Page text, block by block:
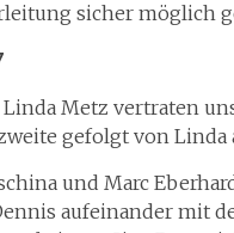
sicher möglich
Metz vertraten
gefolgt von Linda
und Marc
aufeinander mit